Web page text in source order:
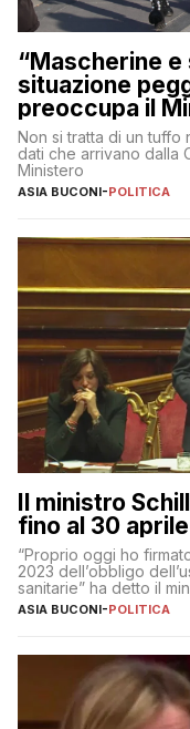
“Mascherine
situazione
preoccupa il
Non si tratta di un
dati che arrivano dalla
Ministero
ASIA BUCONI-POLITICA
Il ministro
fino al 30
“Proprio oggi ho
2023 dell’obbligo
sanitarie” ha detto il
ASIA BUCONI-POLITICA